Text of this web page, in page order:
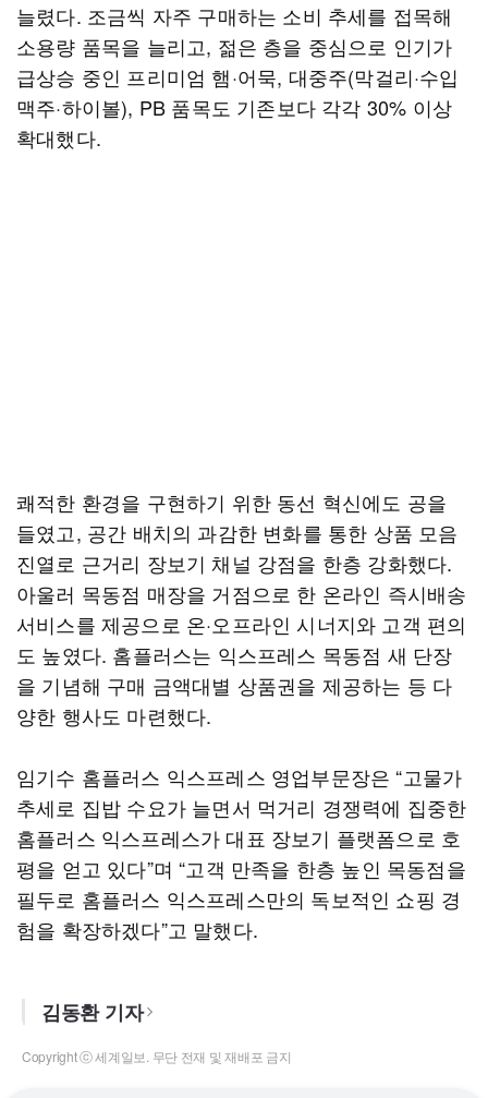
늘렸다. 조금씩 자주 구매하는 소비 추세를 접목해
소용량 품목을 늘리고, 젊은 층을 중심으로 인기가
급상승 중인 프리미엄 햄·어묵, 대중주(막걸리·수입
맥주·하이볼), PB 품목도 기존보다 각각 30% 이상
확대했다.
쾌적한 환경을 구현하기 위한 동선 혁신에도 공을
들였고, 공간 배치의 과감한 변화를 통한 상품 모음
진열로 근거리 장보기 채널 강점을 한층 강화했다.
아울러 목동점 매장을 거점으로 한 온라인 즉시배송
서비스를 제공으로 온·오프라인 시너지와 고객 편의
도 높였다. 홈플러스는 익스프레스 목동점 새 단장
을 기념해 구매 금액대별 상품권을 제공하는 등 다
양한 행사도 마련했다.
임기수 홈플러스 익스프레스 영업부문장은 “고물가
추세로 집밥 수요가 늘면서 먹거리 경쟁력에 집중한
홈플러스 익스프레스가 대표 장보기 플랫폼으로 호
평을 얻고 있다”며 “고객 만족을 한층 높인 목동점을
필두로 홈플러스 익스프레스만의 독보적인 쇼핑 경
험을 확장하겠다”고 말했다.
김동환 기자
Copyright ⓒ 세계일보. 무단 전재 및 재배포 금지